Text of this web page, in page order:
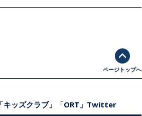
ページトップへ
「キッズクラブ」「ORT」Twitter